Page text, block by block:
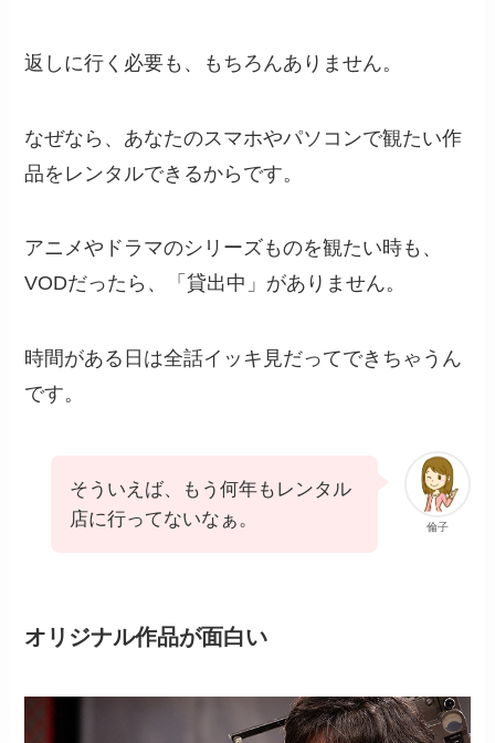
返しに行く必要も、もちろんありません。
なぜなら、あなたのスマホやパソコンで観たい作
品をレンタルできるからです。
アニメやドラマのシリーズものを観たい時も、
VODだったら、「貸出中」がありません。
時間がある日は全話イッキ見だってできちゃうん
です。
倫子
そういえば、もう何年もレンタル
店に行ってないなぁ。
オリジナル作品が面白い